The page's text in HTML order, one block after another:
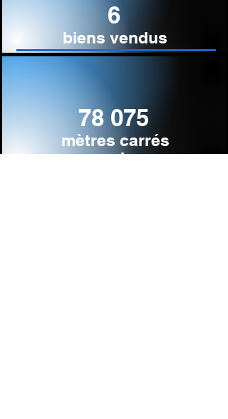
6
biens vendus
78 075
mètres carrés
vendus